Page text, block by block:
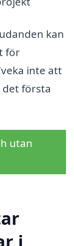
kan
för
inte att
det första
utan